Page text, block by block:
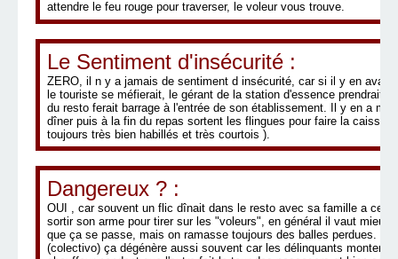
attendre le feu rouge pour traverser, le voleur vous trouve.
Le Sentiment d'insécurité :
ZERO, il n y a jamais de sentiment d insécurité, car si il y en avait
le touriste se méfierait, le gérant de la station d'essence prendrait
du resto ferait barrage à l'entrée de son établissement. Il y en a
dîner puis à la fin du repas sortent les flingues pour faire la caisse
toujours très bien habillés et très courtois ).
Dangereux ? :
OUI , car souvent un flic dînait dans le resto avec sa famille a ce
sortir son arme pour tirer sur les "voleurs", en général il vaut mieux
que ça se passe, mais on ramasse toujours des balles perdues.
(colectivo) ça dégénère aussi souvent car les délinquants montent,